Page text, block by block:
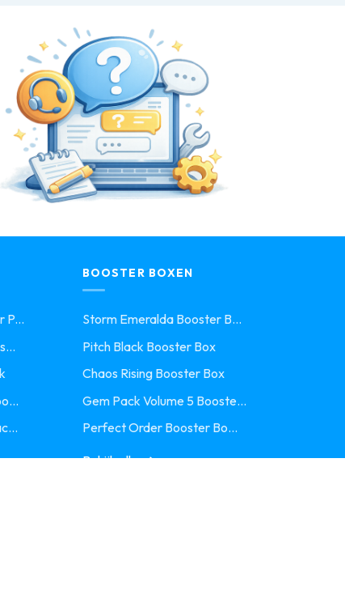
P...
BOOSTER BOXEN
Storm Emeralda Booster B...
Pitch Black Booster Box
Chaos Rising Booster Box
Gem Pack Volume 5 Booste...
Perfect Order Booster Bo...
Bekijk alle